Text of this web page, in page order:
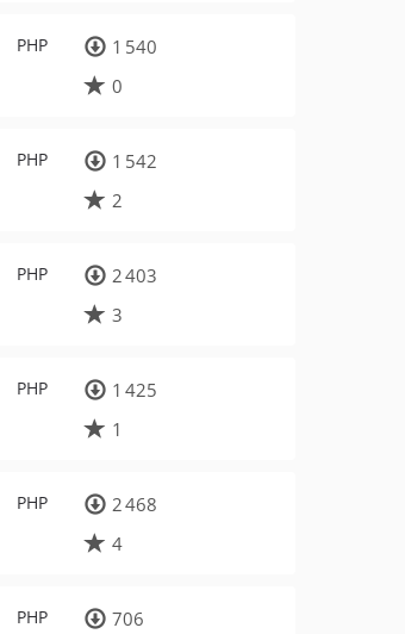
PHP
1 540
0
PHP
1 542
2
PHP
2 403
3
PHP
1 425
1
PHP
2 468
4
PHP
706